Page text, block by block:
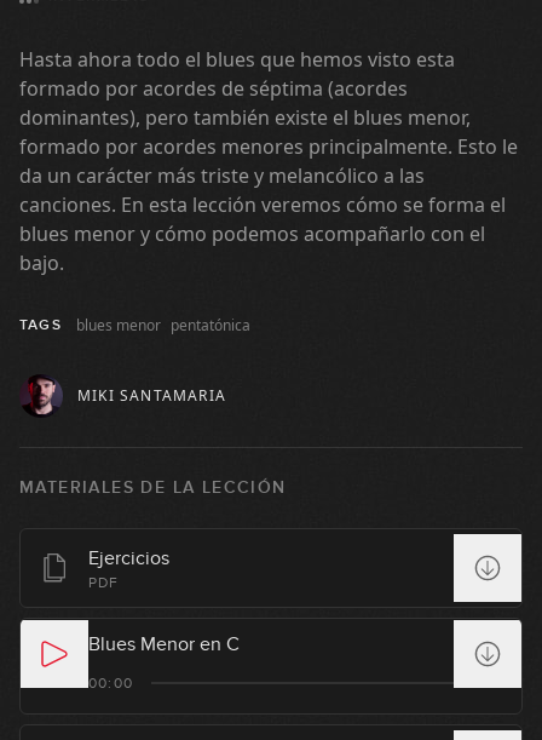
Hasta ahora todo el blues que hemos visto esta
formado por acordes de séptima (acordes
dominantes), pero también existe el blues menor,
formado por acordes menores principalmente. Esto le
da un carácter más triste y melancólico a las
canciones. En esta lección veremos cómo se forma el
blues menor y cómo podemos acompañarlo con el
bajo.
TAGS blues menor pentatónica
MIKI SANTAMARIA
MATERIALES DE LA LECCIÓN
Ejercicios
PDF
Blues Menor en C
00:00
1
2
Estructura Blues con variaciones